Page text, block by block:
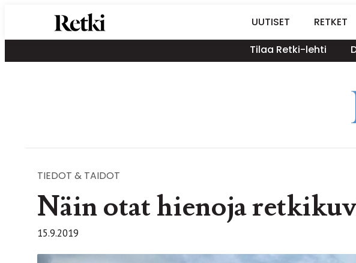
sisältöön
Retki-lehti
Retkeily,
vaellus,
UUTISET RETKET
Tilaa Retki-lehti
TIEDOT & TAIDOT
Näin otat hienoja
15.9.2019